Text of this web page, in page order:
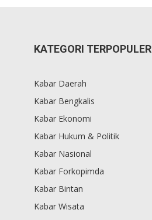
KATEGORI TERPOPULER
Kabar Daerah
Kabar Bengkalis
Kabar Ekonomi
Kabar Hukum & Politik
Kabar Nasional
Kabar Forkopimda
Kabar Bintan
Kabar Wisata